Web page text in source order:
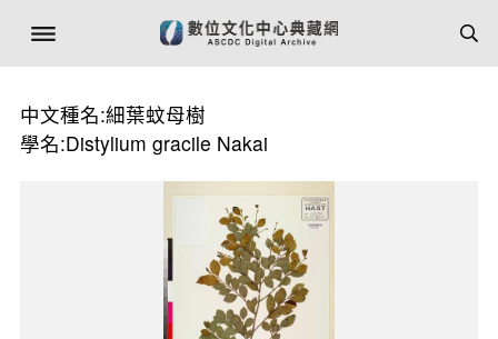
中文種名:細葉蚊母樹
學名:Distylium gracile Nakai